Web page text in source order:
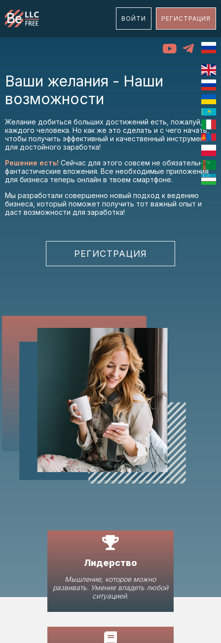
ВОЙТИ РЕГИСТРАЦИЯ
Ваши желания - Наши
возможности
Желание добиться больших достижений есть, пожалуй, у
каждого человека. Но как же это сделать и с чего начать,
чтобы получить эффективный и качественный инструмент
для достойного заработка!
Решение есть! Сейчас для этого совсем не обязательны
фантастические вложения. Все необходимые приложения
для бизнеса теперь онлайн в твоем смартфоне.
Мы разработали совершенно новый подход к ведению
бизнеса, который поможет получить тот важный опыт и
даст возможности для заработка!
РЕГИСТРАЦИЯ
Лидерство
Мышление, которое можно
развивать. Умение владеть любой
ситуацией.